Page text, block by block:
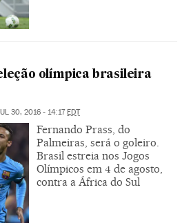
olímpica brasileira
30, 2016 - 14:17 EDT
Fernando Prass, do
Palmeiras, será o goleiro.
Brasil estreia nos Jogos
Olímpicos em 4 de agosto,
contra a África do Sul